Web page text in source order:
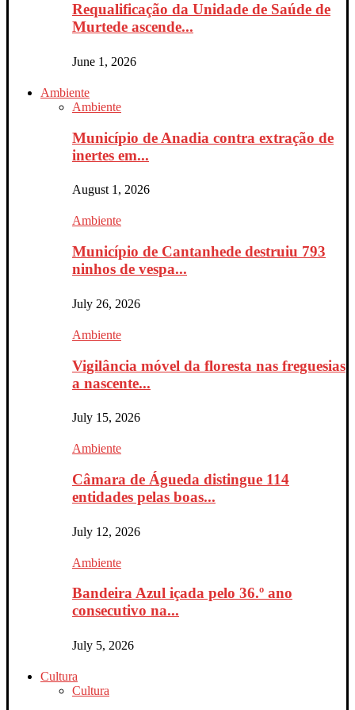
Requalificação da Unidade de Saúde de
Murtede ascende...
June 1, 2026
Ambiente
Ambiente
Município de Anadia contra extração de
inertes em...
August 1, 2026
Ambiente
Município de Cantanhede destruiu 793
ninhos de vespa...
July 26, 2026
Ambiente
Vigilância móvel da floresta nas freguesias
a nascente...
July 15, 2026
Ambiente
Câmara de Águeda distingue 114
entidades pelas boas...
July 12, 2026
Ambiente
Bandeira Azul içada pelo 36.º ano
consecutivo na...
July 5, 2026
Cultura
Cultura